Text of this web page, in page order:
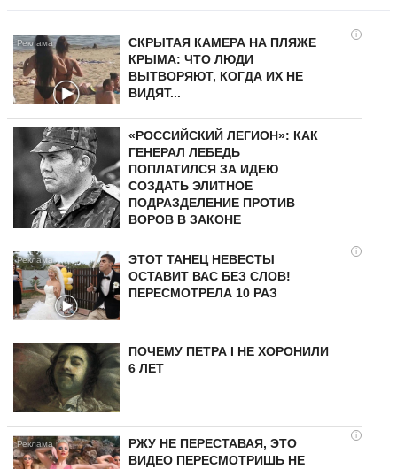
i
СКРЫТАЯ КАМЕРА НА ПЛЯЖЕ
КРЫМА: ЧТО ЛЮДИ
ВЫТВОРЯЮТ, КОГДА ИХ НЕ
ВИДЯТ...
«РОССИЙСКИЙ ЛЕГИОН»: КАК
ГЕНЕРАЛ ЛЕБЕДЬ
ПОПЛАТИЛСЯ ЗА ИДЕЮ
СОЗДАТЬ ЭЛИТНОЕ
ПОДРАЗДЕЛЕНИЕ ПРОТИВ
ВОРОВ В ЗАКОНЕ
i
ЭТОТ ТАНЕЦ НЕВЕСТЫ
ОСТАВИТ ВАС БЕЗ СЛОВ!
ПЕРЕСМОТРЕЛА 10 РАЗ
ПОЧЕМУ ПЕТРА I НЕ ХОРОНИЛИ
6 ЛЕТ
i
РЖУ НЕ ПЕРЕСТАВАЯ, ЭТО
ВИДЕО ПЕРЕСМОТРИШЬ НЕ